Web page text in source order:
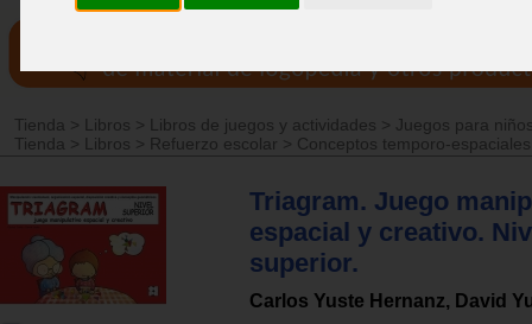
Tienda > Libros > Libros de juegos y actividades > Juegos para
Tienda
> Libros > Refuerzo escolar > Conceptos temporo-espaciales
Triagram. Juego
espacial y creativo.
superior.
Carlos Yuste Hernanz, David